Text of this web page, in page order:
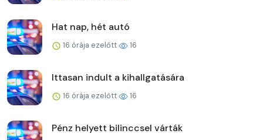
Hat nap, hét autó
16 órája ezelőtt 16
Ittasan indult a kihallgatására
16 órája ezelőtt 16
Pénz helyett bilinccsel várták